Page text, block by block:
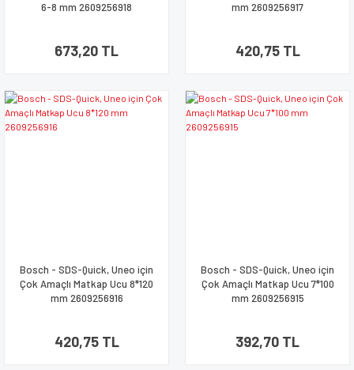
6-8 mm 2609256918
673,20 TL
mm 2609256917
420,75 TL
Bosch - SDS-Quick, Uneo için
Çok Amaçlı Matkap Ucu 8*120
mm 2609256916
420,75 TL
Bosch - SDS-Quick, Uneo için
Çok Amaçlı Matkap Ucu 7*100
mm 2609256915
392,70 TL